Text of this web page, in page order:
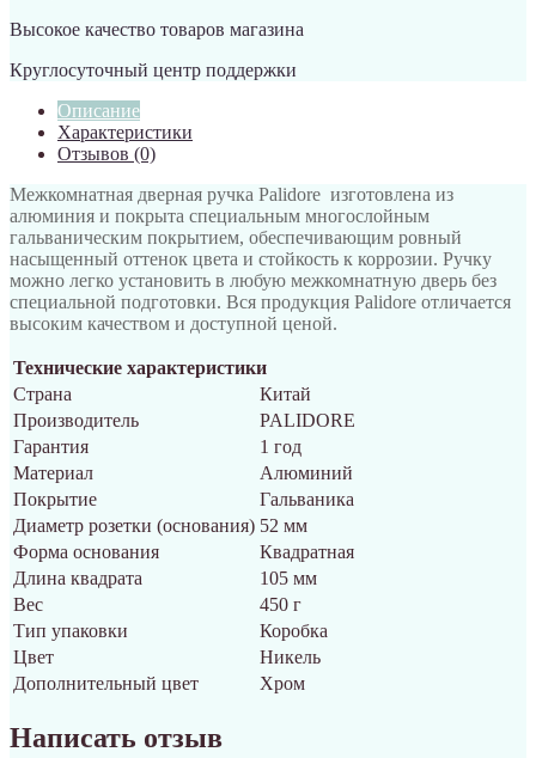
Высокое качество товаров магазина
Круглосуточный центр поддержки
Описание
Характеристики
Отзывов (0)
Межкомнатная дверная ручка Palidore изготовлена из
алюминия и покрыта специальным многослойным
гальваническим покрытием, обеспечивающим ровный
насыщенный оттенок цвета и стойкость к коррозии. Ручку
можно легко установить в любую межкомнатную дверь без
специальной подготовки. Вся продукция Palidore отличается
высоким качеством и доступной ценой.
Технические характеристики
Страна
Китай
Производитель
PALIDORE
Гарантия
1 год
Материал
Алюминий
Покрытие
Гальваника
Диаметр розетки (основания) 52 мм
Форма основания
Квадратная
Длина квадрата
105 мм
Вес
450 г
Тип упаковки
Коробка
Цвет
Никель
Дополнительный цвет
Хром
Написать отзыв